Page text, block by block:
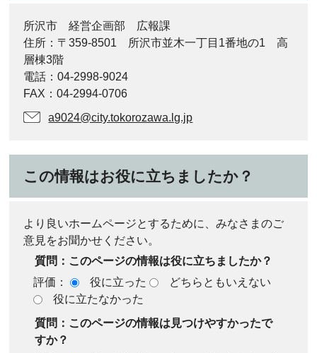
所沢市 経営企画部 広報課
住所：〒359-8501 所沢市並木一丁目1番地の1 高
層棟3階
電話：04-2998-9024
FAX：04-2994-0706
a9024@city.tokorozawa.lg.jp
この情報はお役に立ちましたか？
より良いホームページとするために、みなさまのご
意見をお聞かせください。
質問：このページの情報は役に立ちましたか？
評価：
役に立った
どちらともいえない
役に立たなかった
質問：このページの情報は見つけやすかったで
すか？